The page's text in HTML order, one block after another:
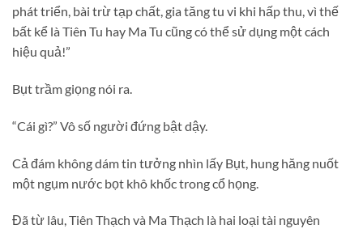
phát triển, bài trừ tạp chất, gia tăng tu vi khi hấp thu, vì thế
bất kể là Tiên Tu hay Ma Tu cũng có thể sử dụng một cách
hiệu quả!”
Bụt trầm giọng nói ra.
“Cái gì?” Vô số người đứng bật dậy.
Cả đám không dám tin tưởng nhìn lấy Bụt, hung hăng nuốt
một ngụm nước bọt khô khốc trong cổ họng.
Đã từ lâu, Tiên Thạch và Ma Thạch là hai loại tài nguyên